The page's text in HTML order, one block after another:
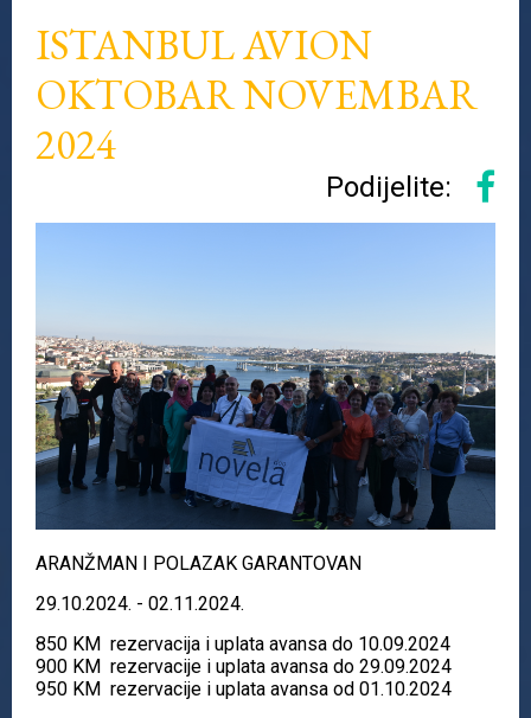
ISTANBUL AVION
OKTOBAR NOVEMBAR
2024
Podijelite:
ARANŽMAN I POLAZAK GARANTOVAN
29.10.2024. - 02.11.2024.
850 KM rezervacija i uplata avansa do 10.09.2024
900 KM rezervacije i uplata avansa do 29.09.2024
950 KM rezervacije i uplata avansa od 01.10.2024